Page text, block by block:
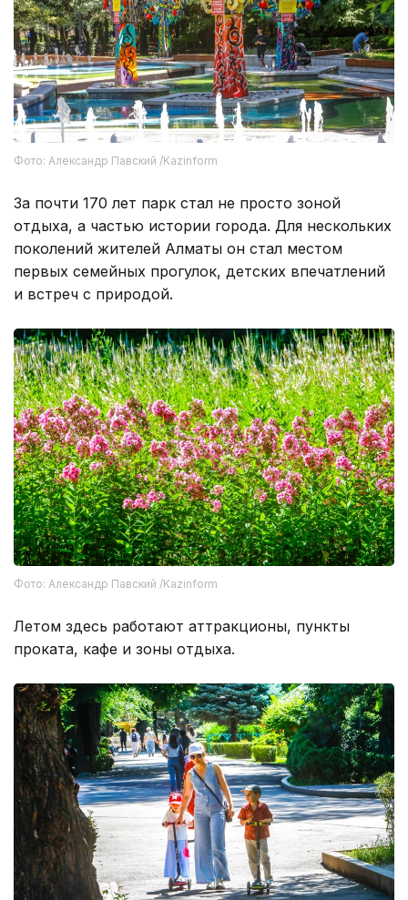
Фото: Александр Павский /Kazinform
За почти 170 лет парк стал не просто зоной
отдыха, а частью истории города. Для нескольких
поколений жителей Алматы он стал местом
первых семейных прогулок, детских впечатлений
и встреч с природой.
Фото: Александр Павский /Kazinform
Летом здесь работают аттракционы, пункты
проката, кафе и зоны отдыха.